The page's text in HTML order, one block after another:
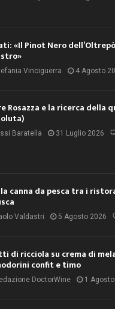
«Il Pinot Nero
Vinciguerra 4 Agosto
Rosazza e la ricerca della
Baratella 31 Luglio 2026
la canna da pesca tra i
Valdastri 5 Agosto 2026
di ricciola su crema di
confit e timo
DoctorWine 1